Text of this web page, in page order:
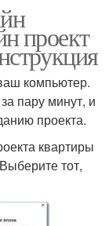
проект
компьютер.
пару минут, и
проекта.
квартиры
тот,